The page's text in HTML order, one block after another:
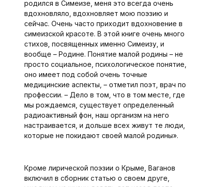
родился в Симеизе, меня это всегда очень
вдохновляло, вдохновляет мою поэзию и
сейчас. Очень часто приходит вдохновение в
симеизской красоте. В этой книге очень много
стихов, посвященных именно Симеизу, и
вообще – Родине. Понятие малой родины – не
просто социальное, психологическое понятие,
оно имеет под собой очень точные
медицинские аспекты, – отметил поэт, врач по
профессии. – Дело в том, что в том месте, где
мы рождаемся, существует определенный
радиоактивный фон, наш организм на него
настраивается, и дольше всех живут те люди,
которые не покидают своей малой родины».
Кроме лирической поэзии о Крыме, Ваганов
включил в сборник статью о своем друге,